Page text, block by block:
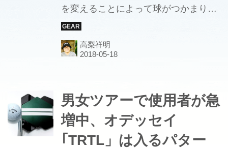
を変えることによって球がつかまりや
すくなったり、ボールが上がりやすく
なったりと自分のスウィングのクセに
合わせて変えることができるので人気
ェートドライバーの本来の役割を知ら
ないことが多い」という。可変ドライ
バーの役割、知っているだろうか？
高梨祥明
男女ツアーで使用者が急
増中、オデッセイ
｢TRTL」は入るパター